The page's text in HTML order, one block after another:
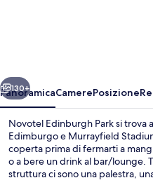
Avanti
130+
PanoramicaCamerePosizione
Novotel Edinburgh Park si trova
Edimburgo e Murrayfield
coperta prima di fermarti a
o a bere un drink al bar/lounge.
struttura ci sono una palestra,